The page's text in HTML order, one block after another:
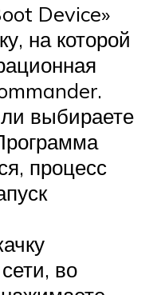
Device»
на которой
выбираете
процесс
во